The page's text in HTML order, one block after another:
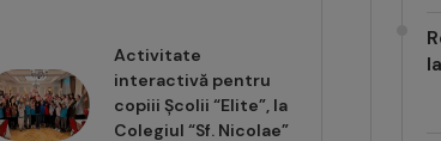
Activitate
interactivă pentru
copiii Școlii “Elite”, la
Colegiul “Sf. Nicolae”